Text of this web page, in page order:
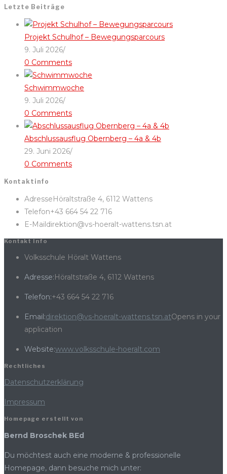
Letzte Beiträge
Projekt Schulhof – Bewegungsparcours
9. Juli 2026/
0 Comments
Schwimmwoche
9. Juli 2026/
0 Comments
Abschlussausflug Obernberg – 4a & 4b
29. Juni 2026/
0 Comments
Kontaktinfo
AdresseHöraltstraße 4, 6112 Wattens
Telefon+43 664 54 22 716
E-Maildirektion@vs-hoeralt-wattens.tsn.at
Kontakt Info
Volksschule Höralt Wattens
Adresse:Höraltstraße 4, 6112 Wattens
Telefon:+43 664 54 22 716
Email:direktion@vs-hoeralt-wattens.tsn.atOpens in your
application
Website:www.volksschule-hoeralt.com
Rechtliches
Datenschutzerklärung
Impressum
Homepage erstellt von
Bernd Broschek BEd
Du möchtest auch eine moderne & professionelle
Homepage, dann besuche mich unter: